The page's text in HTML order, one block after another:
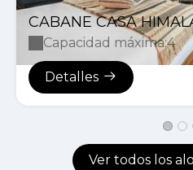
CABANE CASA
Capacidad máxima:4
Detalles
Ver todos los